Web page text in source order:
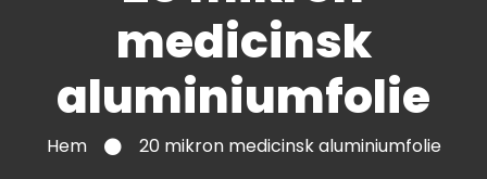
medicinsk
aluminiumfolie
Hem 20 mikron medicinsk aluminiumfolie